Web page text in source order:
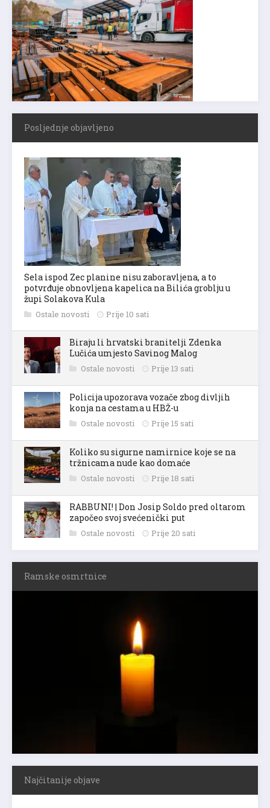
Posljednje objavljeno
Sela ispod Zec planine nisu zaboravljena, a to
potvrđuje obnovljena kapelica na Bilića groblju u
župi Solakova Kula
Ostale novosti Prije 10 sati
Biraju li hrvatski branitelji Zdenka
Lučića umjesto Savinog Malog
Ostale novosti Prije 13 sati
Policija upozorava vozače zbog divljih
konja na cestama u HBŽ-u
Ostale novosti Prije 15 sati
Koliko su sigurne namirnice koje se na
tržnicama nude kao domaće
Ostale novosti Prije 18 sati
RABBUNI! | Don Josip Soldo pred oltarom
započeo svoj svećenički put
Ostale novosti Prije 20 sati
Ramske osmrtnice
Najčitanije objave